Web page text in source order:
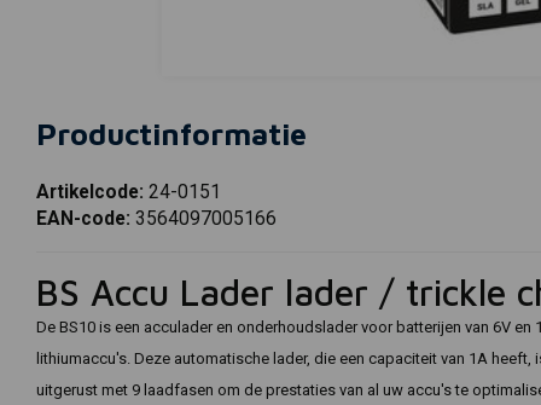
Productinformatie
Artikelcode: 24-0151
EAN-code: 3564097005166
BS Accu Lader lader / trickle
De BS10 is een acculader en onderhoudslader voor batterijen van 6V
lithiumaccu's. Deze automatische lader, die een capaciteit van 1A
uitgerust met 9 laadfasen om de prestaties van al uw accu's te